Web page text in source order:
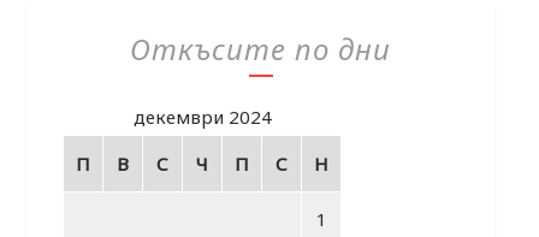
Откъсите по дни
декември 2024
П
В С Ч П С Н
1